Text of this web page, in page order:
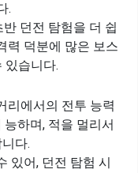
.
던전 탐험을 더 쉽
력 덕분에 많은 보스
있습니다.
리에서의 전투 능력
하며, 적을 멀리서
다.
있어, 던전 탐험 시